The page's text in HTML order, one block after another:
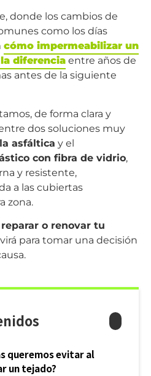
donde los cambios de
como los días
cómo impermeabilizar un
diferencia entre años de
antes de la siguiente
de forma clara y
dos soluciones muy
asfáltica y el
con fibra de vidrio,
y resistente,
a las cubiertas
zona.
o renovar tu
para tomar una decisión
queremos evitar al
un tejado?